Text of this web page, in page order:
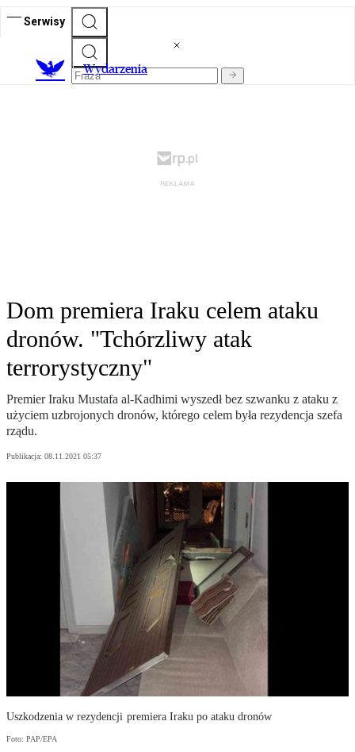
Serwisy
Wydarzenia
Dom premiera Iraku celem ataku
dronów. "Tchórzliwy atak
terrorystyczny"
Premier Iraku Mustafa al-Kadhimi wyszedł bez szwanku z ataku z
użyciem uzbrojonych dronów, którego celem była rezydencja szefa
rządu.
Publikacja: 08.11.2021 05:37
Uszkodzenia w rezydencji premiera Iraku po ataku dronów
Foto: PAP/EPA